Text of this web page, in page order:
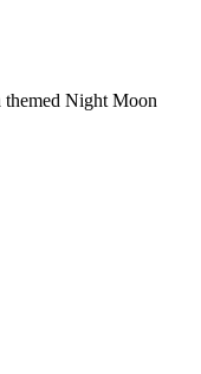
Night Moon